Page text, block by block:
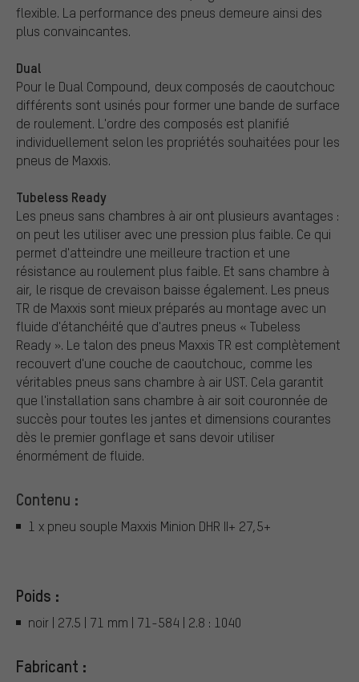
flexible. La performance des pneus demeure ainsi des
plus convaincantes.
Dual
Pour le Dual Compound, deux composés de caoutchouc
différents sont usinés pour former une bande de surface
de roulement. L'ordre des composés est planifié
individuellement selon les propriétés souhaitées pour les
pneus de Maxxis.
Tubeless Ready
Les pneus sans chambres à air ont plusieurs avantages :
on peut les utiliser avec une pression plus faible. Ce qui
permet d'atteindre une meilleure traction et une
résistance au roulement plus faible. Et sans chambre à
air, le risque de crevaison baisse également. Les pneus
TR de Maxxis sont mieux préparés au montage avec un
fluide d'étanchéité que d'autres pneus « Tubeless
Ready ». Le talon des pneus Maxxis TR est complètement
recouvert d'une couche de caoutchouc, comme les
véritables pneus sans chambre à air UST. Cela garantit
que l'installation sans chambre à air soit couronnée de
succès pour toutes les jantes et dimensions courantes
dès le premier gonflage et sans devoir utiliser
énormément de fluide.
Contenu :
1 x pneu souple Maxxis Minion DHR II+ 27,5+
Poids :
noir | 27.5 | 71 mm | 71-584 | 2.8 : 1040
Fabricant :